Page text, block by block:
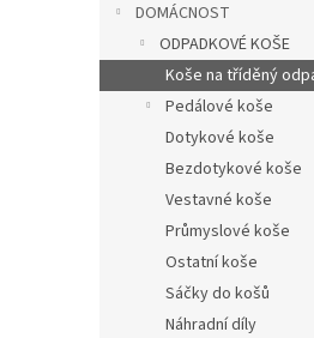
n
DOMÁCNOST
ODPADKOVÉ KOŠE
Koše na tříděný
Pedálové koše
Dotykové koše
Bezdotykové koše
Vestavné koše
Průmyslové koše
Ostatní koše
Sáčky do košů
Náhradní díly